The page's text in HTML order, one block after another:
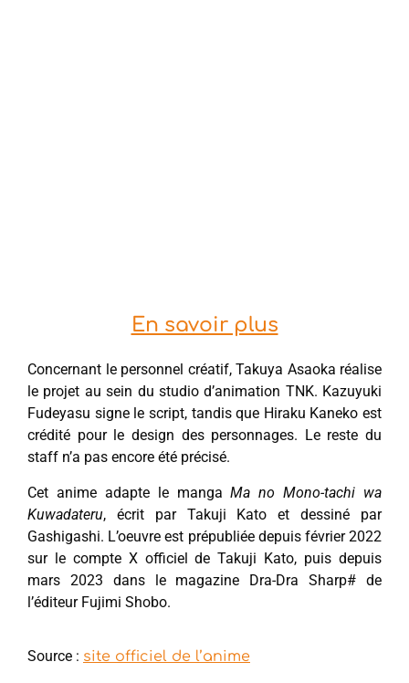
En savoir plus
Concernant le personnel créatif, Takuya Asaoka réalise
le projet au sein du studio d’animation TNK. Kazuyuki
Fudeyasu signe le script, tandis que Hiraku Kaneko est
crédité pour le design des personnages. Le reste du
staff n’a pas encore été précisé.
Cet anime adapte le mangaMa no Mono-tachi wa
Kuwadateru, écrit par Takuji Kato et dessiné par
Gashigashi. L’oeuvre est prépubliée depuis février 2022
sur le compte X officiel de Takuji Kato, puis depuis
mars 2023 dans le magazine Dra-Dra Sharp# de
l’éditeur Fujimi Shobo.
Source : site officiel de l’anime